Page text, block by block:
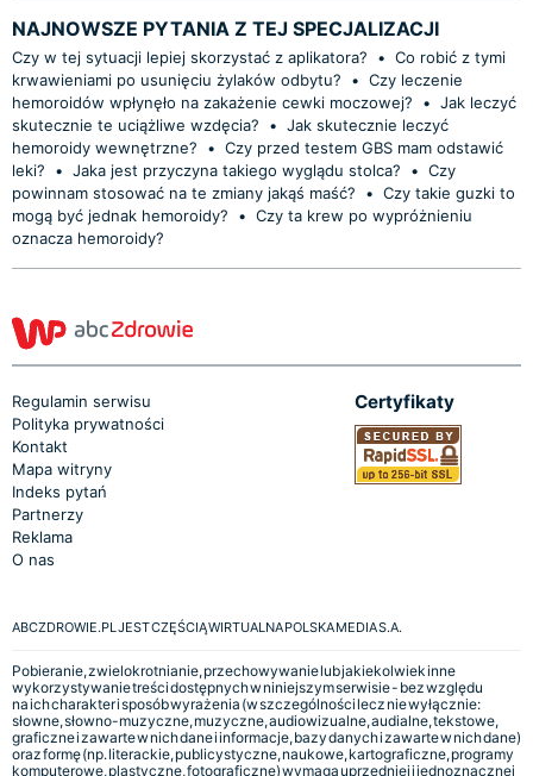
NAJNOWSZE PYTANIA Z TEJ SPECJALIZACJI
Czy w tej sytuacji lepiej skorzystać z aplikatora? • Co robić z tymi
krwawieniami po usunięciu żylaków odbytu?
• Czy leczenie
hemoroidów wpłynęło na zakażenie cewki moczowej?
• Jak leczyć
skutecznie te uciążliwe wzdęcia?
• Jak skutecznie leczyć
hemoroidy wewnętrzne?
• Czy przed testem GBS mam odstawić
leki?
• Jaka jest przyczyna takiego wyglądu stolca? • Czy
powinnam stosować na te zmiany jakąś maść?
• Czy takie guzki to
mogą być jednak hemoroidy?
• Czy ta krew po wypróżnieniu
oznacza hemoroidy?
Regulamin serwisu
Polityka prywatności
Kontakt
Mapa witryny
Indeks pytań
Partnerzy
Reklama
O nas
Certyfikaty
ABCZDROWIE.PL JEST CZĘŚCIĄ WIRTUALNA POLSKA MEDIA S.A.
Pobieranie, zwielokrotnianie, przechowywanie lub jakiekolwiek inne
wykorzystywanie treści dostępnych w niniejszym serwisie - bez względu
na ich charakter i sposób wyrażenia (w szczególności lecz nie wyłącznie:
słowne, słowno-muzyczne, muzyczne, audiowizualne, audialne, tekstowe,
graficzne i zawarte w nich dane i informacje, bazy danych i zawarte w nich dane)
oraz formę (np. literackie, publicystyczne, naukowe, kartograficzne, programy
komputerowe, plastyczne, fotograficzne) wymaga uprzedniej i jednoznacznej